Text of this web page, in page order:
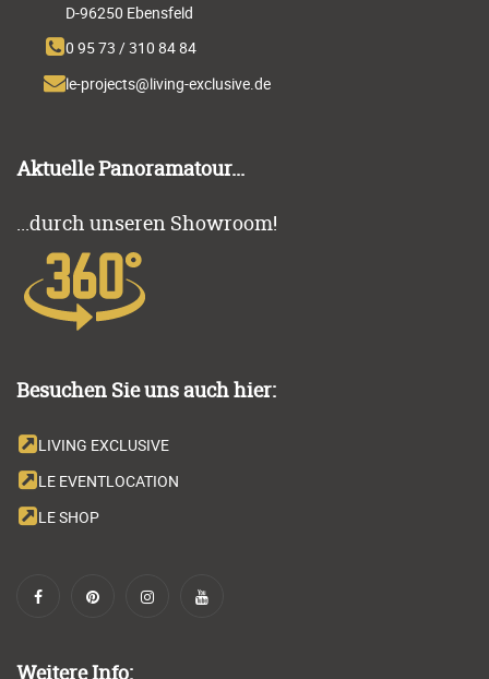
D-96250 Ebensfeld
0 95 73 / 310 84 84
Aktuelle Panoramatour...
...durch unseren Showroom!
Besuchen Sie uns auch hier:
LIVING EXCLUSIVE
LE EVENTLOCATION
LE SHOP
Weitere Info: